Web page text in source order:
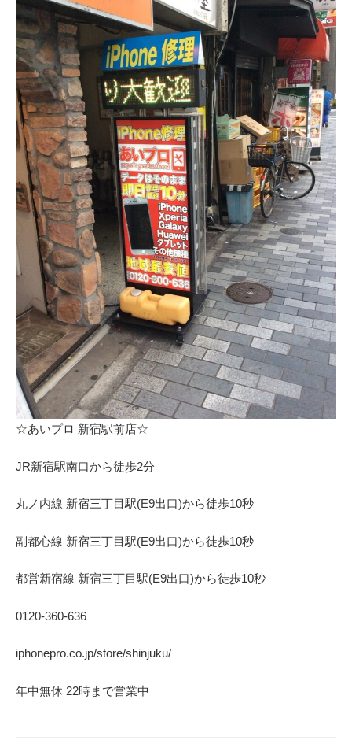
☆あいプロ 新宿駅前店☆
JR新宿駅南口から徒歩2分
丸ノ内線 新宿三丁目駅(E9出口)から徒歩10秒
副都心線 新宿三丁目駅(E9出口)から徒歩10秒
都営新宿線 新宿三丁目駅(E9出口)から徒歩10秒
0120-360-636
iphonepro.co.jp/store/shinjuku/
年中無休 22時まで営業中